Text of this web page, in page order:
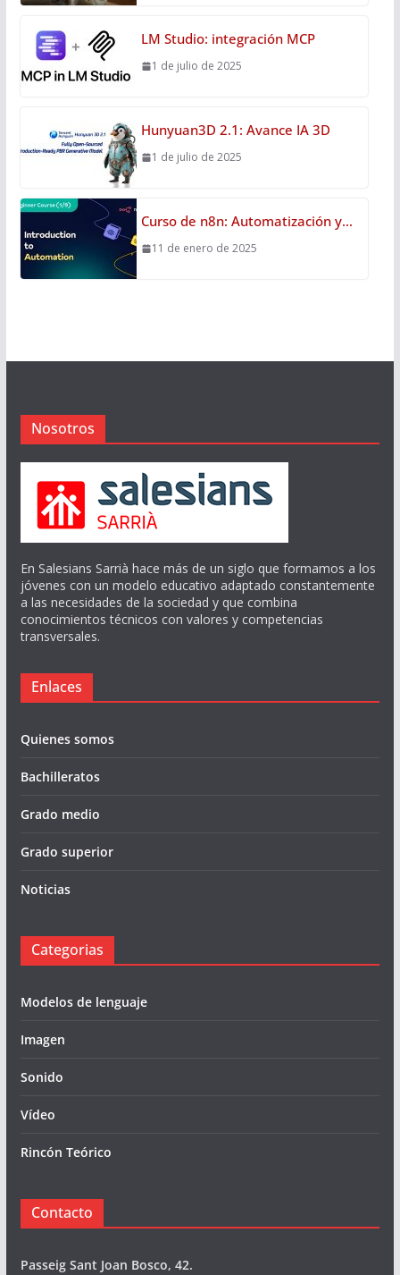
LM Studio: integración MCP
1 de julio de 2025
Hunyuan3D 2.1: Avance IA 3D
1 de julio de 2025
Curso de n8n: Automatización y…
11 de enero de 2025
Nosotros
En Salesians Sarrià hace más de un siglo que formamos a los
jóvenes con un modelo educativo adaptado constantemente
a las necesidades de la sociedad y que combina
conocimientos técnicos con valores y competencias
transversales.
Enlaces
Quienes somos
Bachilleratos
Grado medio
Grado superior
Noticias
Categorias
Modelos de lenguaje
Imagen
Sonido
Vídeo
Rincón Teórico
Contacto
Passeig Sant Joan Bosco, 42.